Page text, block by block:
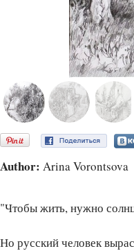
Author: Arina Vorontsova
"Чтобы жить, нужно
Но русский человек